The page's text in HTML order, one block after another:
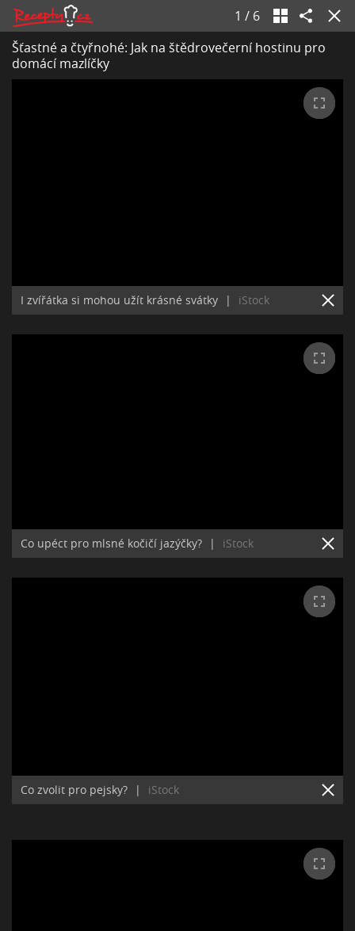
1 / 6
Šťastné a čtyřnohé: Jak na štědrovečerní hostinu pro
domácí mazlíčky
I zvířátka si mohou užít krásné svátky | iStock
Co upéct pro mlsné kočičí jazýčky? | iStock
Co zvolit pro pejsky? | iStock